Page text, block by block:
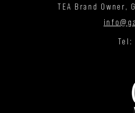
TEA Brand Owner,
Tel: